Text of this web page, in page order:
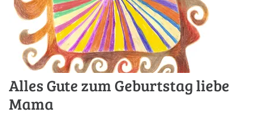
Alles Gute zum Geburtstag liebe
Mama